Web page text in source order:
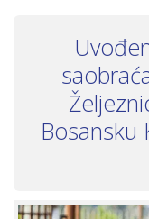
Bosansku